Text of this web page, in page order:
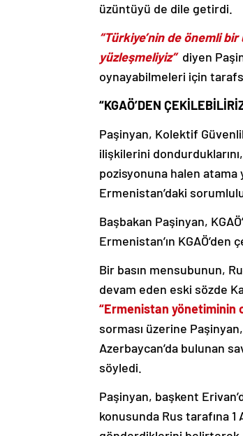
üzüntüyü de dile getirdi.
“Türkiye’nin de önemli
yüzleşmeliyiz”diyen
oynayabilmeleri için
“KGAÖ’DEN
Paşinyan, Kolektif
ilişkilerini
pozisyonuna halen atama
Ermenistan’daki
Başbakan Paşinyan,
Ermenistan’ın
Bir basın mensubunun,
devam eden eski sözde
“Ermenistan yönetiminin
sorması üzerine
Azerbaycan’da bulunan
söyledi.
Paşinyan, başkent
konusunda Rus tarafına